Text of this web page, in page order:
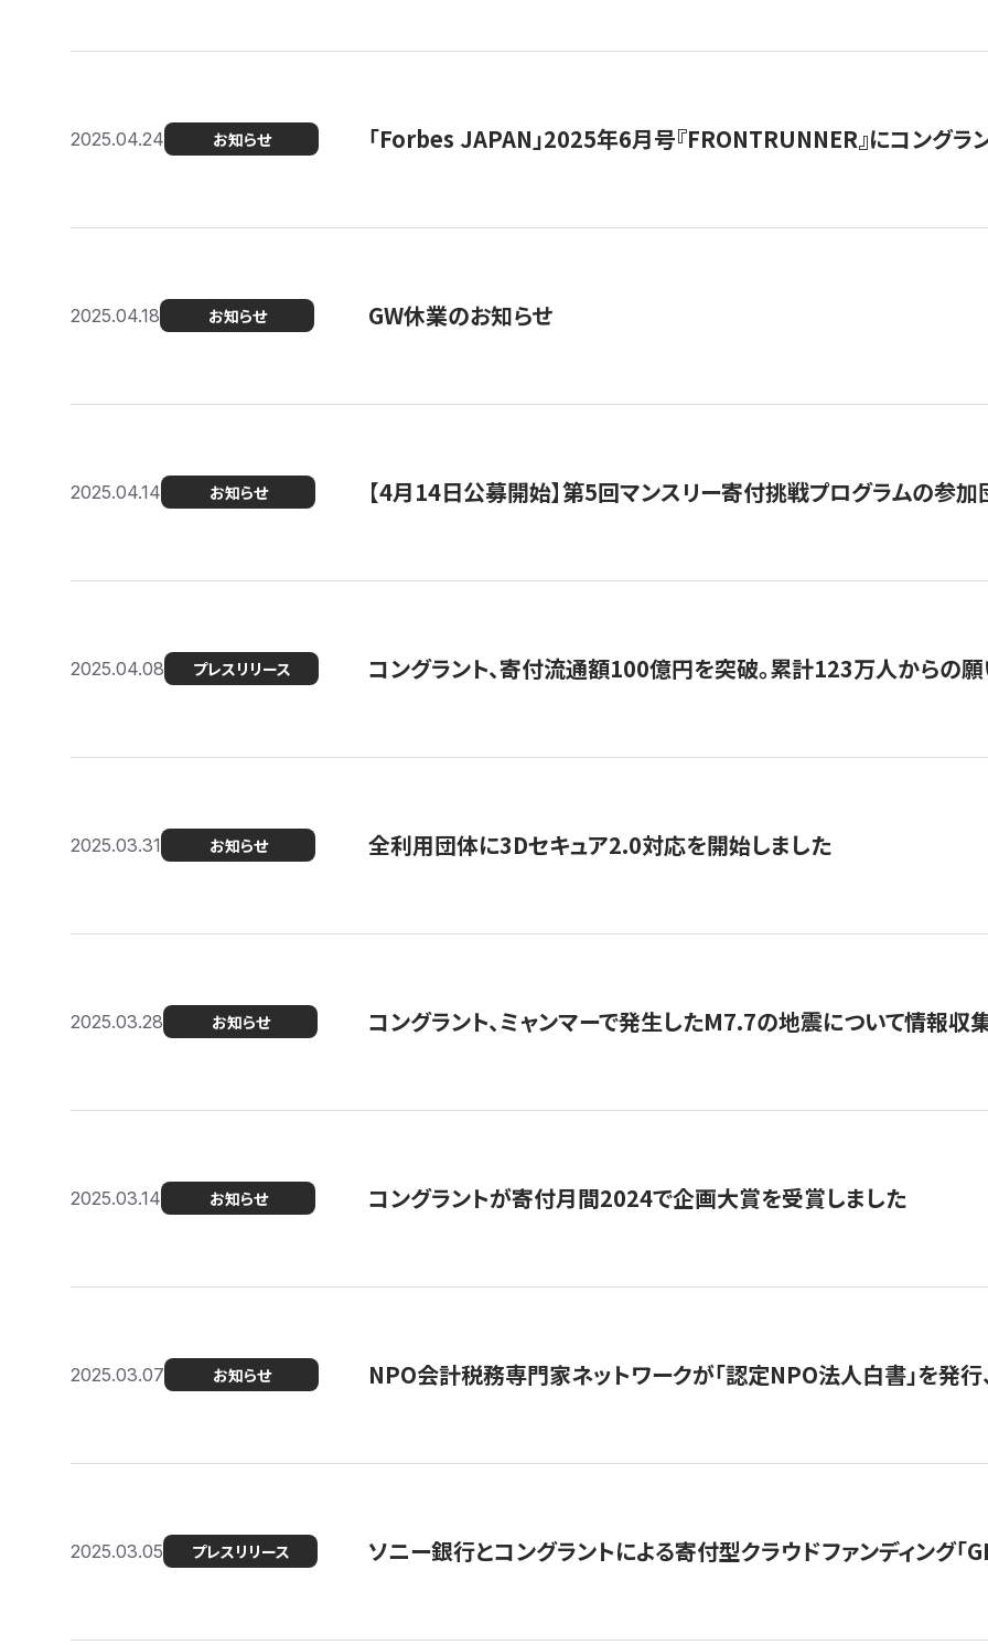
2025.04.24 お知らせ 「Forbes JAPAN」2025年6月号『FRONTRUNNER』にコングラ
2025.04.18 お知らせ GW休業のお知らせ
2025.04.14 お知らせ 【4月14日公募開始】第5回マンスリー寄付挑戦プログラムの参
2025.04.08 プレスリリース コングラント、寄付流通額100億円を突破。累計123万人からの
2025.03.31 お知らせ 全利用団体に3Dセキュア2.0対応を開始しました
2025.03.28 お知らせ コングラント、ミャンマーで発生したM7.7の地震について情報収
2025.03.14 お知らせ コングラントが寄付月間2024で企画大賞を受賞しました
2025.03.07 お知らせ NPO会計税務専門家ネットワークが「認定NPO法人白書」を発
2025.03.05 プレスリリース ソニー銀行とコングラントによる寄付型クラウドファンディング